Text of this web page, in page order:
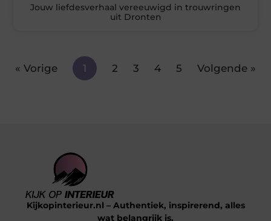
Jouw liefdesverhaal vereeuwigd in trouwringen
uit Dronten
« Vorige 1 2 3 4 5 Volgende »
Kijkopinterieur.nl – Authentiek, inspirerend, alles
wat belangrijk is.